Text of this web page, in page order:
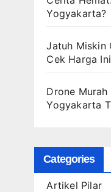
Yogyakarta?
Jatuh Miskin
Cek Harga
Drone
Yogyakarta
Categories
Artikel Pilar